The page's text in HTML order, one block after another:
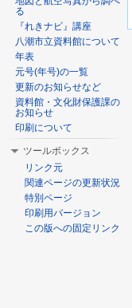
る
『れきナビ』講座
八潮市立資料館について
年表
元号(年号)の一覧
更新のお知らせなど
資料館・文化財保護課の
お知らせ
印刷について
ツールボックス
リンク元
関連ページの更新状況
特別ページ
印刷用バージョン
この版への固定リンク